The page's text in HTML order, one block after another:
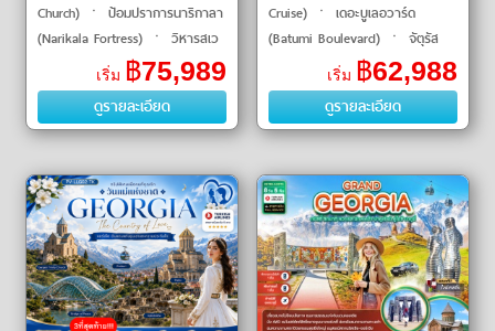
Church) ㆍ ป้อมปราการนาริกาลา
(Narikala Fortress) ㆍ วิหารสเว
ติสโคเวลี (Svetitskhoveli
Cathedral) ㆍ ถ้ำโพรมีธีอุส
(Prometheus Cave) ㆍ �
เริ่ม ฿75,989
ดูรายละเอียด
Cruise) ㆍ เดอะบูเลอวาร์ด
(Batumi Boulevard) ㆍ จัตุรัส
เปียซซ่า (Piazza Square) ㆍ
อนุสาวรีย์เมเดีย (Medea Statue)
ㆍ อาลีและนีโน
เริ่ม ฿62,988
ดูรายละเอียด